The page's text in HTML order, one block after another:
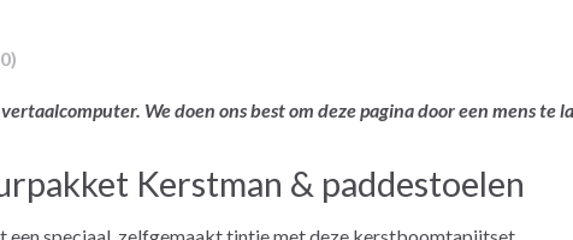
We doen ons best om deze pagina door een mens te
Kerstman & paddestoelen